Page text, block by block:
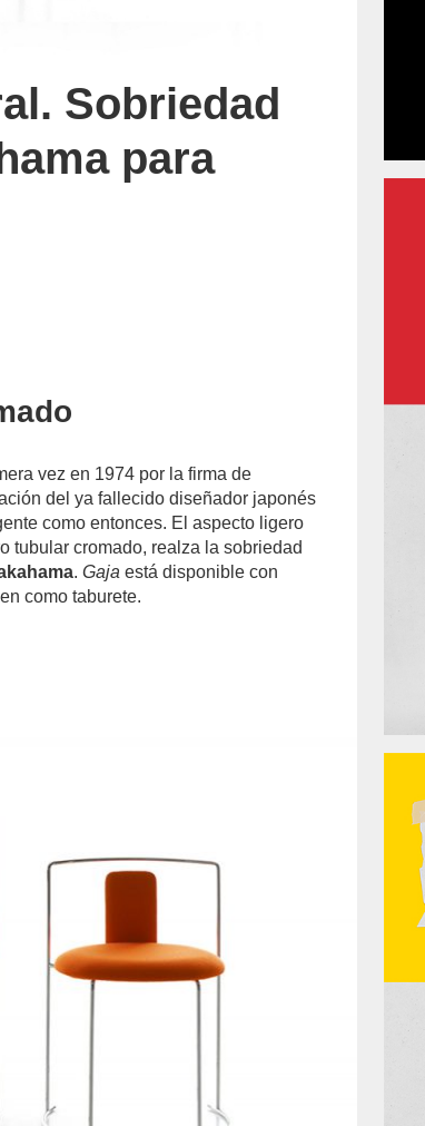
Sobriedad
para
vez en 1974 por la firma de
del ya fallecido diseñador japonés
como entonces. El aspecto ligero
tubular cromado, realza la sobriedad
.Gaja está disponible con
como taburete.